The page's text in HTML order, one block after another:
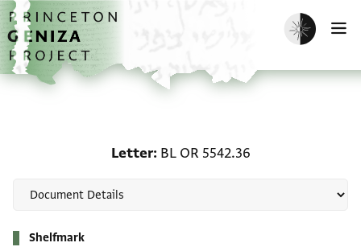
Skip to main content
home
Enable dark
Letter BL OR 5542.36
Shelfmark